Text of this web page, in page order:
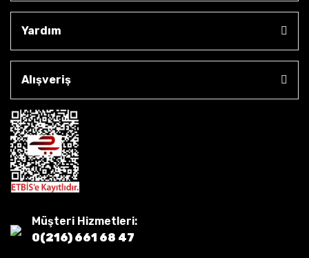
Yardım
Alışveriş
Müşteri Hizmetleri:
0(216) 661 68 47